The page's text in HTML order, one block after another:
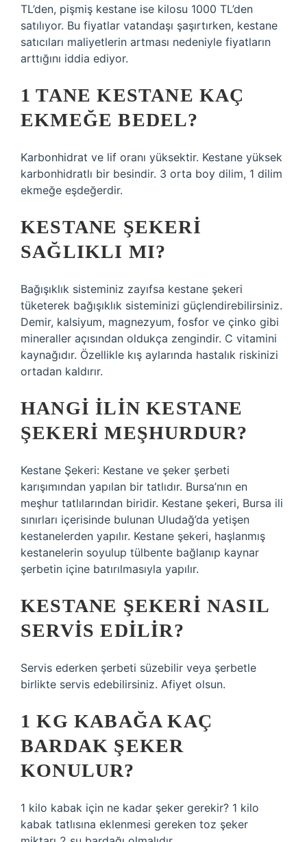
TL’den, pişmiş kestane ise kilosu 1000 TL’den
satılıyor. Bu fiyatlar vatandaşı şaşırtırken, kestane
satıcıları maliyetlerin artması nedeniyle fiyatların
arttığını iddia ediyor.
1 TANE KESTANE KAÇ
EKMEĞE BEDEL?
Karbonhidrat ve lif oranı yüksektir. Kestane yüksek
karbonhidratlı bir besindir. 3 orta boy dilim, 1 dilim
ekmeğe eşdeğerdir.
KESTANE ŞEKERI
SAĞLIKLI MI?
Bağışıklık sisteminiz zayıfsa kestane şekeri
tüketerek bağışıklık sisteminizi güçlendirebilirsiniz.
Demir, kalsiyum, magnezyum, fosfor ve çinko gibi
mineraller açısından oldukça zengindir. C vitamini
kaynağıdır. Özellikle kış aylarında hastalık riskinizi
ortadan kaldırır.
HANGI ILIN KESTANE
ŞEKERI MEŞHURDUR?
Kestane Şekeri: Kestane ve şeker şerbeti
karışımından yapılan bir tatlıdır. Bursa’nın en
meşhur tatlılarından biridir. Kestane şekeri, Bursa ili
sınırları içerisinde bulunan Uludağ’da yetişen
kestanelerden yapılır. Kestane şekeri, haşlanmış
kestanelerin soyulup tülbente bağlanıp kaynar
şerbetin içine batırılmasıyla yapılır.
KESTANE ŞEKERI NASIL
SERVIS EDILIR?
Servis ederken şerbeti süzebilir veya şerbetle
birlikte servis edebilirsiniz. Afiyet olsun.
1 KG KABAĞA KAÇ
BARDAK ŞEKER
KONULUR?
1 kilo kabak için ne kadar şeker gerekir? 1 kilo
kabak tatlısına eklenmesi gereken toz şeker